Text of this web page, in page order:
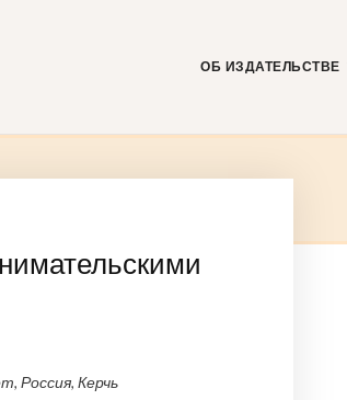
ОБ ИЗДАТЕЛЬСТВЕ
Россия, Керчь